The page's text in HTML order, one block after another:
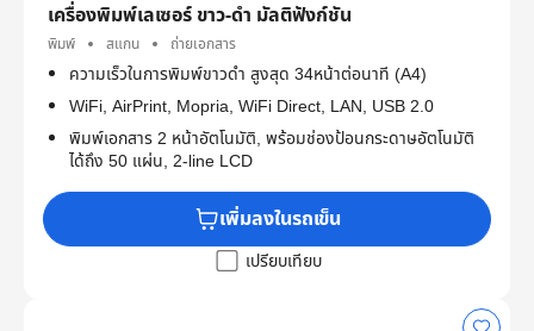
เครื่องพิมพ์เลเซอร์ ขาว-ดำ มัลติฟังก์ชัน
พิมพ์ สแกน ถ่ายเอกสาร
ความเร็วในการพิมพ์ขาวดำ สูงสุด 34หน้าต่อนาที (A4)
WiFi, AirPrint, Mopria, WiFi Direct, LAN, USB 2.0
พิมพ์เอกสาร 2 หน้าอัตโนมัติ, พร้อมช่องป้อนกระดาษอัตโนมัติ
ได้ถึง 50 แผ่น, 2-line LCD
เพิ่มลงในรถเข็น
เปรียบเทียบ